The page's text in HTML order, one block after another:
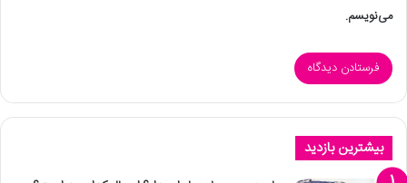
می‌نویسم.
بیشترین بازدید